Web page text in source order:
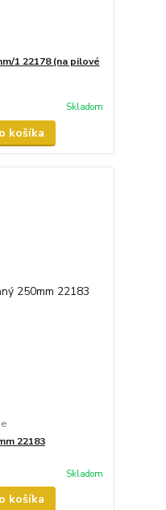
1 22178 (na pilové
Skladom
košíka
22183
Skladom
košíka